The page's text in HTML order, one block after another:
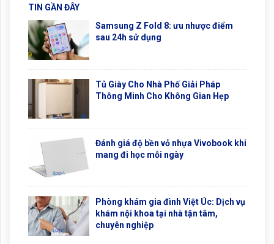
TIN GẦN ĐÂY
Samsung Z Fold 8: ưu nhược điểm
sau 24h sử dụng
Tủ Giày Cho Nhà Phố Giải Pháp
Thông Minh Cho Không Gian Hẹp
Đánh giá độ bền vỏ nhựa Vivobook khi
mang đi học mỗi ngày
Phòng khám gia đình Việt Úc: Dịch vụ
khám nội khoa tại nhà tận tâm,
chuyên nghiệp